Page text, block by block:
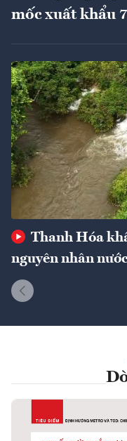
mốc xuất khẩu
Thanh Hóa
nguyên nhân